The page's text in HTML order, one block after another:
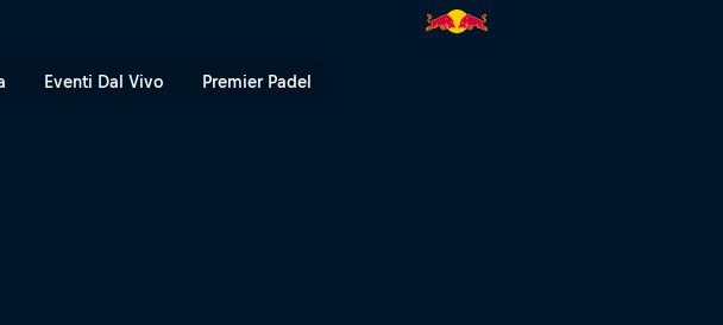
Eventi Dal Vivo Premier Padel